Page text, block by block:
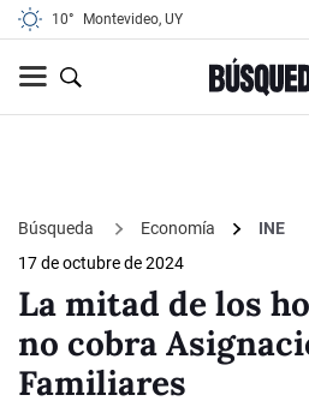
10° Montevideo, UY
Búsqueda Economía
INE
17 de octubre de 2024
La mitad de los
no cobra
Familiares